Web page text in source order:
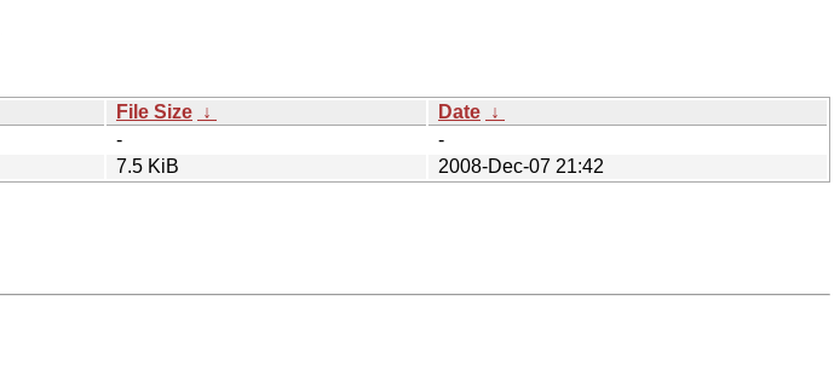
File Size ↓ Date ↓
-
-
7.5 KiB 2008-Dec-07 21:42